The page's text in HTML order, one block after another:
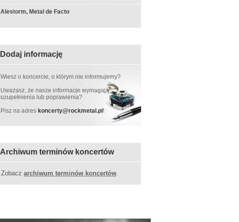
Alestorm, Metal de Facto
Dodaj informację
Wiesz o koncercie, o którym nie informujemy?
Uważasz, że nasze informacje wymagają
uzupełnienia lub poprawienia?
Pisz na adres koncerty@rockmetal.pl!
Archiwum terminów koncertów
Zobacz archiwum terminów koncertów.